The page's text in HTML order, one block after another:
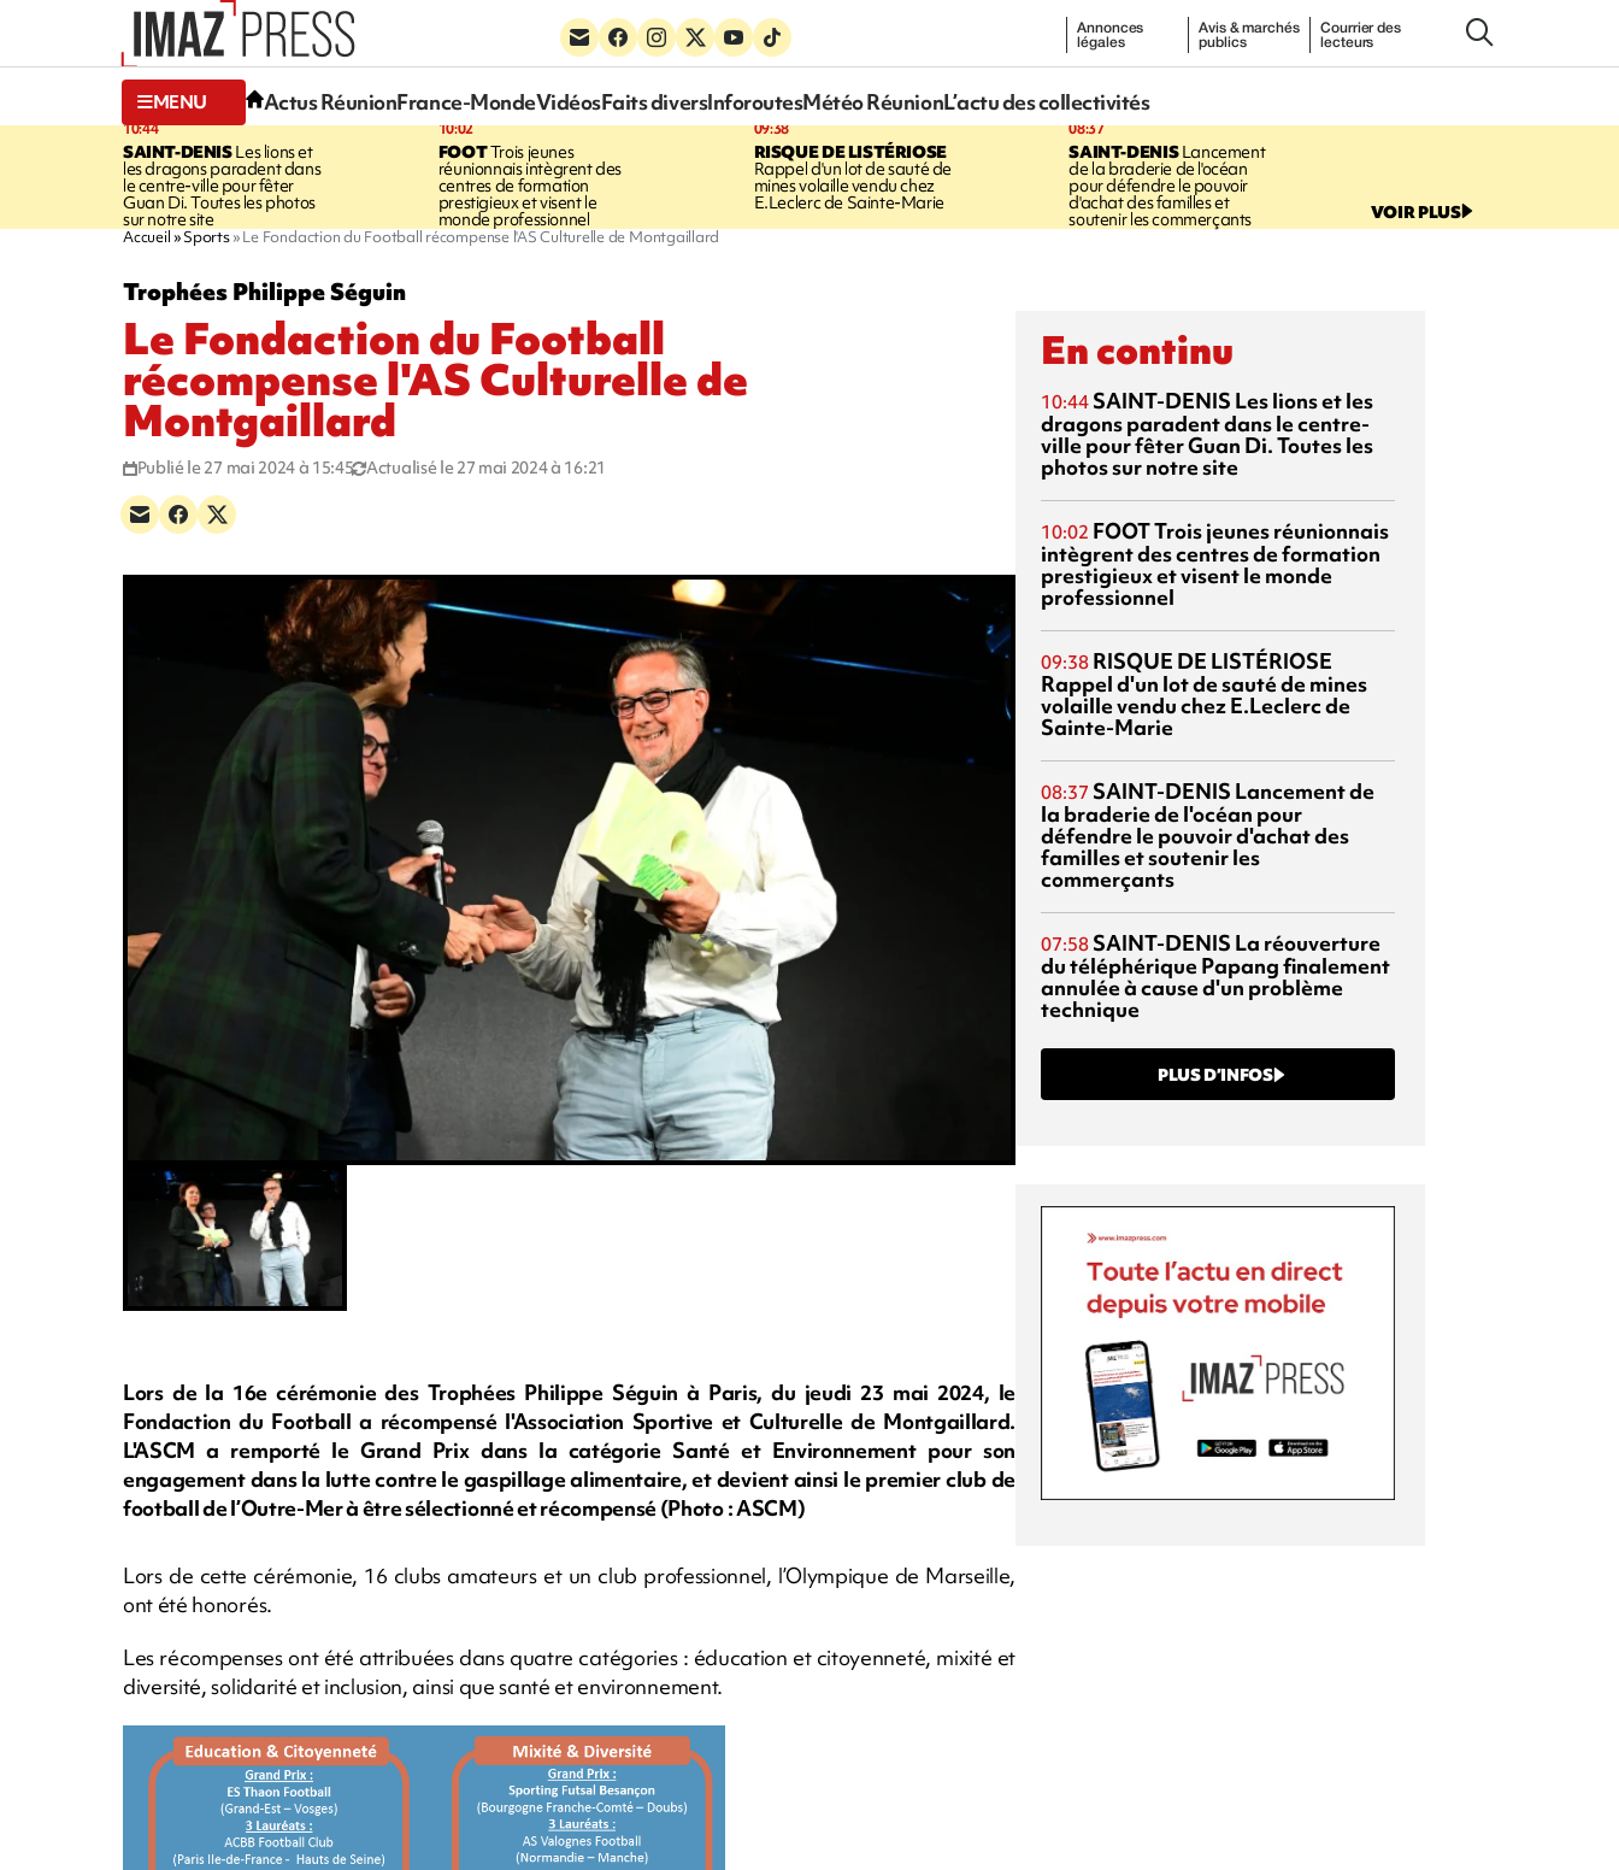
Annonces
légales
Avis & marchés
publics
Courrier des
lecteurs
MENU Actus RéunionFrance-MondeVidéosFaits diversInforoutesMétéo RéunionL’actu des collectivités
10:44
SAINT-DENISLes lions et
les dragons paradent dans
le centre-ville pour fêter
Guan Di. Toutes les photos
sur notre site
10:02
FOOTTrois jeunes
réunionnais intègrent des
centres de formation
prestigieux et visent le
monde professionnel
09:38
RISQUE DE LISTÉRIOSE
Rappel d'un lot de sauté de
mines volaille vendu chez
E.Leclerc de Sainte-Marie
08:37
SAINT-DENISLancement
de la braderie de l'océan
pour défendre le pouvoir
d'achat des familles et
soutenir les commerçants VOIR PLUS
Accueil Sports Le Fondaction du Football récompense l'AS Culturelle de Montgaillard
Trophées Philippe Séguin
Le Fondaction du Football
récompense l'AS Culturelle de
Montgaillard
Publié le 27 mai 2024 à 15:45 Actualisé le 27 mai 2024 à 16:21
Lors de la 16e cérémonie des Trophées Philippe Séguin à Paris, du jeudi 23 mai 2024, le
Fondaction du Football a récompensé l'Association Sportive et Culturelle de Montgaillard.
L'ASCM a remporté le Grand Prix dans la catégorie Santé et Environnement pour son
engagement dans la lutte contre le gaspillage alimentaire, et devient ainsi le premier club de
football de l’Outre-Mer à être sélectionné et récompensé (Photo : ASCM)
Lors de cette cérémonie, 16 clubs amateurs et un club professionnel, l’Olympique de Marseille,
ont été honorés.
Les récompenses ont été attribuées dans quatre catégories : éducation et citoyenneté, mixité et
diversité, solidarité et inclusion, ainsi que santé et environnement.
En continu
10:44 SAINT-DENIS Les lions et les
dragons paradent dans le centre-
ville pour fêter Guan Di. Toutes les
photos sur notre site
10:02 FOOTTrois jeunes réunionnais
intègrent des centres de formation
prestigieux et visent le monde
professionnel
09:38 RISQUE DE LISTÉRIOSE
Rappel d'un lot de sauté de mines
volaille vendu chez E.Leclerc de
Sainte-Marie
08:37 SAINT-DENIS Lancement de
la braderie de l'océan pour
défendre le pouvoir d'achat des
familles et soutenir les
commerçants
07:58 SAINT-DENIS La réouverture
du téléphérique Papang finalement
annulée à cause d'un problème
technique
PLUS D’INFOS